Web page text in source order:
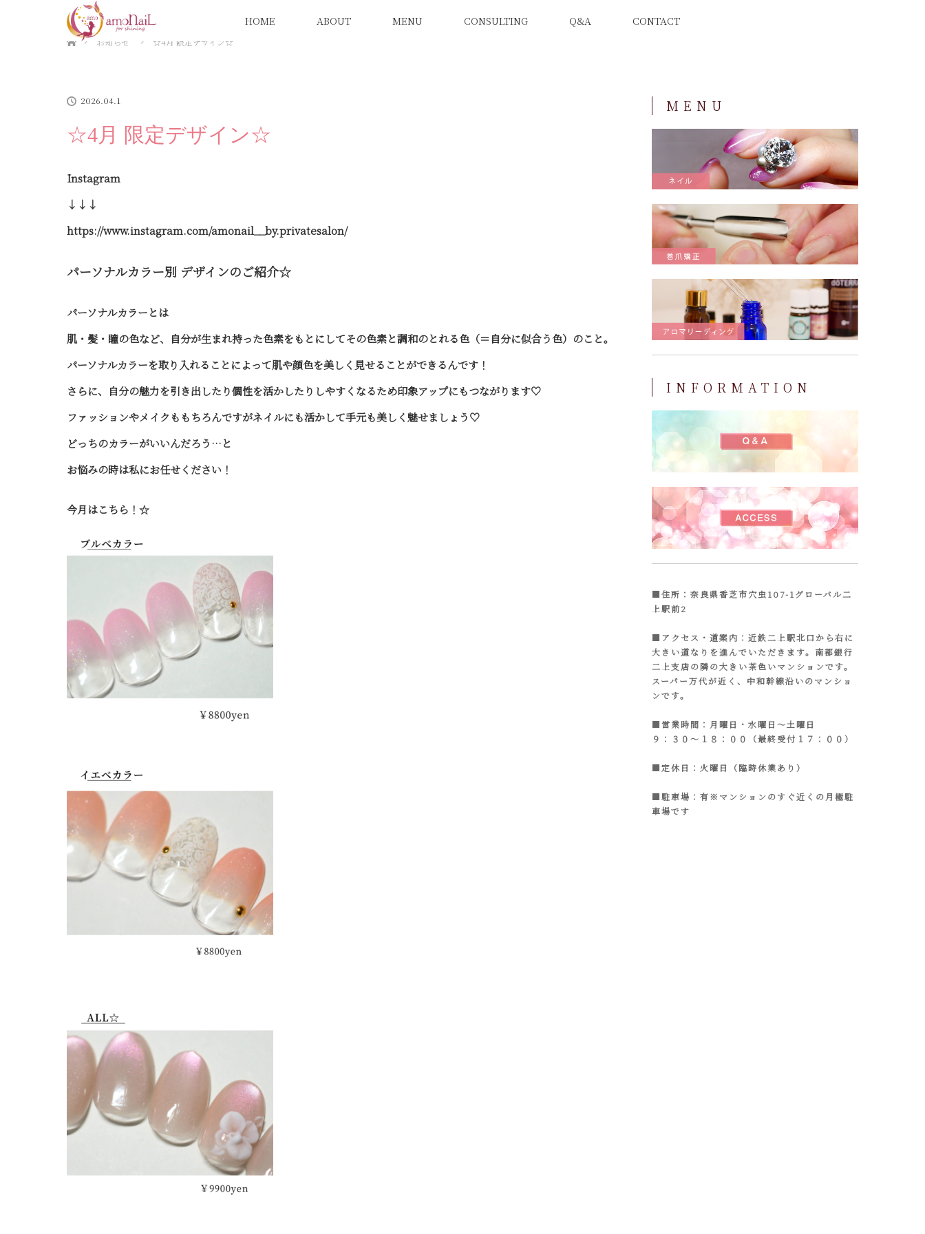
HOME ABOUT MENU CONSULTING Q&A CONTACT
ホーム
お知らせ
☆4月 限定デザイン☆
2026.04.1
☆4月 限定デザイン☆
Instagram
↓↓↓
https://www.instagram.com/amonail__by.privatesalon/
パーソナルカラー別 デザインのご紹介☆
パーソナルカラーとは
肌・髪・瞳の色など、自分が生まれ持った色素をもとにしてその色素と調和のとれる色（＝自分に似合う色）のこと。
パーソナルカラーを取り入れることによって肌や顔色を美しく見せることができるんです！
さらに、自分の魅力を引き出したり個性を活かしたりしやすくなるため印象アップにもつながります♡
ファッションやメイクももちろんですがネイルにも活かして手元も美しく魅せましょう♡
どっちのカラーがいいんだろう…と
お悩みの時は私にお任せください！
今月はこちら！☆
MENU
INFORMATION
■住所：奈良県香芝市穴虫107-1グローバル二
上駅前2
■アクセス・道案内：近鉄二上駅北口から右に
大きい道なりを進んでいただきます。南都銀行
二上支店の隣の大きい茶色いマンションです。
スーパー万代が近く、中和幹線沿いのマンショ
ンです。
■営業時間：月曜日・水曜日～土曜日
９：３０～１８：００（最終受付１７：００）
■定休日：火曜日（臨時休業あり）
■駐車場：有※マンションのすぐ近くの月極駐
車場です